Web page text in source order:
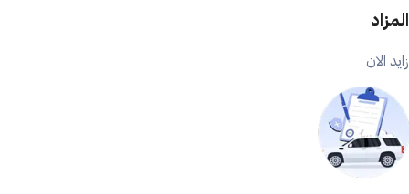
المزاد
زايد الان